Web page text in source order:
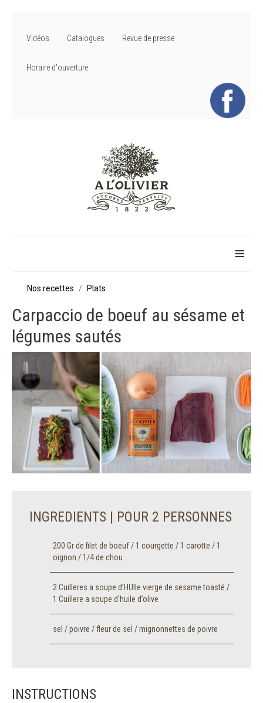
Vidéos Catalogues Revue de presse
Horaire d'ouverture
≡
Nos recettes Plats
Carpaccio de boeuf au sésame et
légumes sautés
INGREDIENTS | POUR 2 PERSONNES
200 Gr de filet de boeuf / 1 courgette / 1 carotte / 1
oignon / 1/4 de chou
2 Cuilleres a soupe d’HUIle vierge de sesame toasté /
1 Cuillere a soupe d’huile d’olive
sel / poivre / fleur de sel / mignonnettes de poivre
INSTRUCTIONS